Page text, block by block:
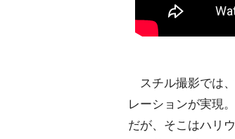
スチル撮影では
レーションが実現
だが、そこはハリ